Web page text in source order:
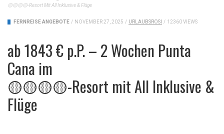
🟡🟡🟡🟡-Resort Mit All Inklusive & Flüge
FERNREISE ANGEBOTE / NOVEMBER 27, 2025 / URLAUBSROSI / 12360 VIEWS
ab 1843 € p.P. – 2 Wochen Punta
Cana im
🟡🟡🟡🟡-Resort mit All Inklusive &
Flüge